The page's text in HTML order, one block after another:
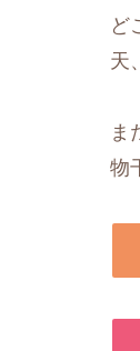
ど
天
ま
物